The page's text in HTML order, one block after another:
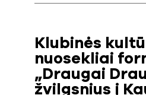
Klubinės
nuosekliai
„Draugai
žvilgsnius į